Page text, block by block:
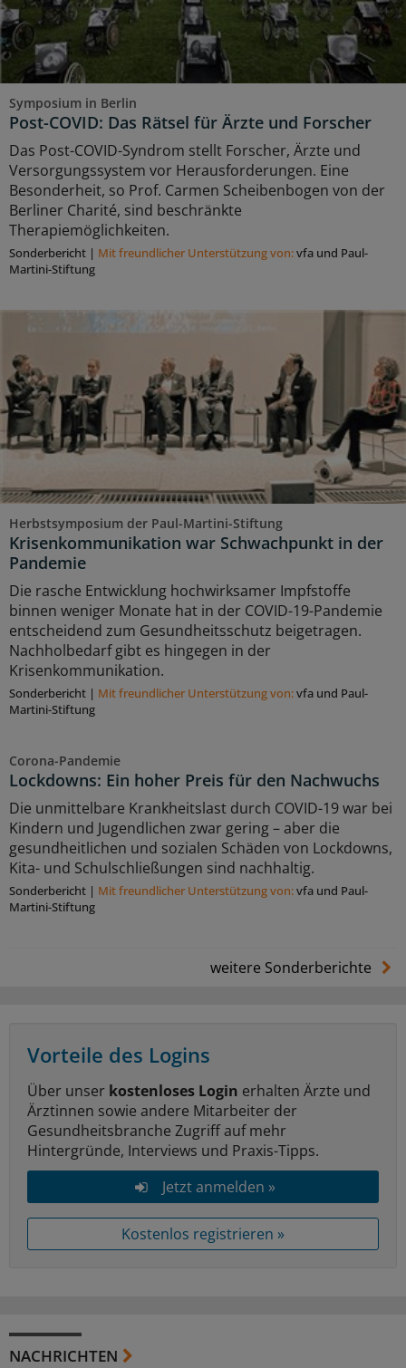
Symposium in Berlin
Post-COVID: Das Rätsel für Ärzte und Forscher
Das Post-COVID-Syndrom stellt Forscher, Ärzte und
Versorgungssystem vor Herausforderungen. Eine
Besonderheit, so Prof. Carmen Scheibenbogen von der
Berliner Charité, sind beschränkte
Therapiemöglichkeiten.
Sonderbericht | Mit freundlicher Unterstützung von:vfa und Paul-
Martini-Stiftung
Herbstsymposium der Paul-Martini-Stiftung
Krisenkommunikation war Schwachpunkt in der
Pandemie
Die rasche Entwicklung hochwirksamer Impfstoffe
binnen weniger Monate hat in der COVID-19-Pandemie
entscheidend zum Gesundheitsschutz beigetragen.
Nachholbedarf gibt es hingegen in der
Krisenkommunikation.
Sonderbericht | Mit freundlicher Unterstützung von:vfa und Paul-
Martini-Stiftung
Corona-Pandemie
Lockdowns: Ein hoher Preis für den Nachwuchs
Die unmittelbare Krankheitslast durch COVID-19 war bei
Kindern und Jugendlichen zwar gering – aber die
gesundheitlichen und sozialen Schäden von Lockdowns,
Kita- und Schulschließungen sind nachhaltig.
Sonderbericht | Mit freundlicher Unterstützung von:vfa und Paul-
Martini-Stiftung
weitere Sonderberichte
Vorteile des Logins
Über unser kostenloses Login erhalten Ärzte und
Ärztinnen sowie andere Mitarbeiter der
Gesundheitsbranche Zugriff auf mehr
Hintergründe, Interviews und Praxis-Tipps.
Jetzt anmelden »
Kostenlos registrieren »
NACHRICHTEN